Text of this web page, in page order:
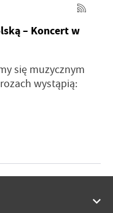
– Koncert w
się muzycznym
wystąpią: